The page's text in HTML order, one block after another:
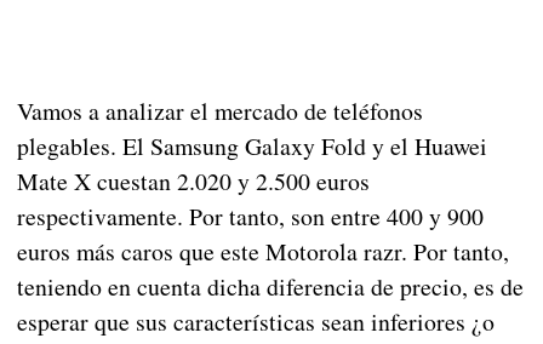
Vamos a analizar el mercado de teléfonos
plegables. El Samsung Galaxy Fold y el Huawei
Mate X cuestan 2.020 y 2.500 euros
respectivamente. Por tanto, son entre 400 y 900
euros más caros que este Motorola razr. Por tanto,
teniendo en cuenta dicha diferencia de precio, es de
esperar que sus características sean inferiores ¿o